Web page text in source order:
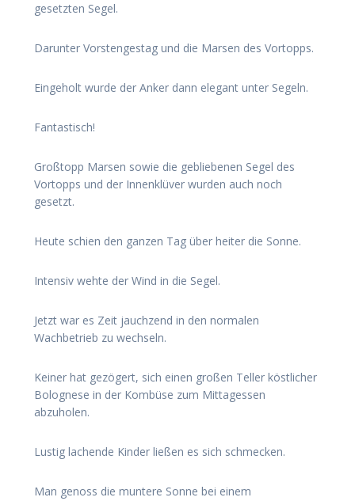
gesetzten Segel.
Darunter Vorstengestag und die Marsen des Vortopps.
Eingeholt wurde der Anker dann elegant unter Segeln.
Fantastisch!
Großtopp Marsen sowie die gebliebenen Segel des
Vortopps und der Innenklüver wurden auch noch
gesetzt.
Heute schien den ganzen Tag über heiter die Sonne.
Intensiv wehte der Wind in die Segel.
Jetzt war es Zeit jauchzend in den normalen
Wachbetrieb zu wechseln.
Keiner hat gezögert, sich einen großen Teller köstlicher
Bolognese in der Kombüse zum Mittagessen
abzuholen.
Lustig lachende Kinder ließen es sich schmecken.
Man genoss die muntere Sonne bei einem